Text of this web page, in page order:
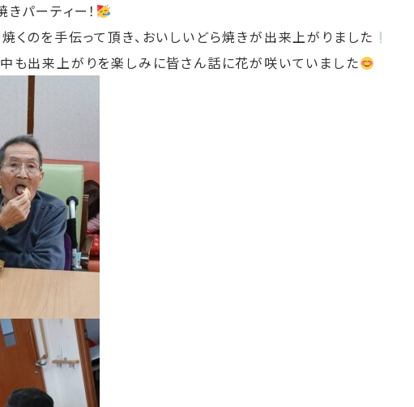
パーティー！
くのを手伝って頂き、おいしいどら焼きが出来上がりました
も出来上がりを楽しみに皆さん話に花が咲いていました